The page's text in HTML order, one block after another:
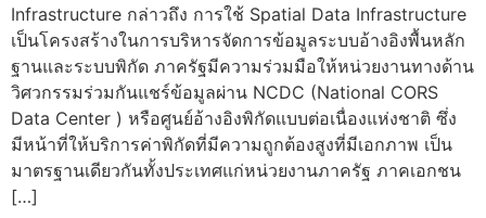
Infrastructure กล่าวถึง การใช้ Spatial Data Infrastructure
เป็นโครงสร้างในการบริหารจัดการข้อมูลระบบอ้างอิงพื้นหลัก
ฐานและระบบพิกัด ภาครัฐมีความร่วมมือให้หน่วยงานทางด้าน
วิศวกรรมร่วมกันแชร์ข้อมูลผ่าน NCDC (National CORS
Data Center ) หรือศูนย์อ้างอิงพิกัดแบบต่อเนื่องแห่งชาติ ซึ่ง
มีหน้าที่ให้บริการค่าพิกัดที่มีความถูกต้องสูงที่มีเอกภาพ เป็น
มาตรฐานเดียวกันทั้งประเทศแก่หน่วยงานภาครัฐ ภาคเอกชน
[…]